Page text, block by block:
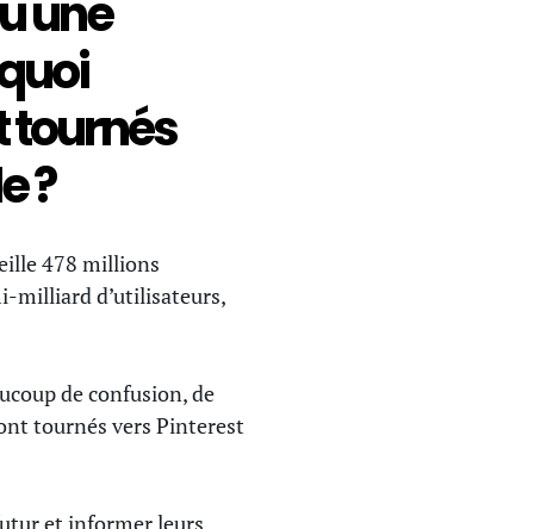
une
tournés
?
478 millions
milliard d’utilisateurs,
de confusion, de
tournés vers Pinterest
et informer leurs